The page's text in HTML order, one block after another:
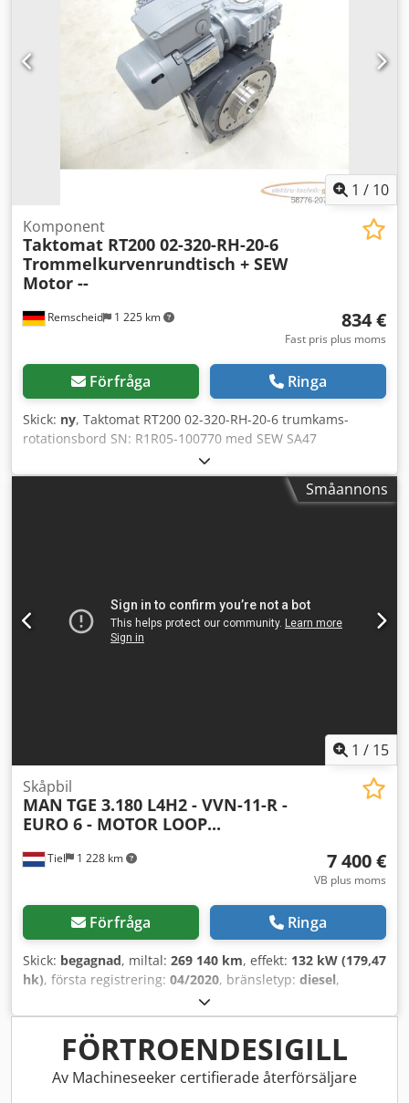
1 / 10
Remscheid 1 225 km
Komponent
Taktomat RT200 02-320-RH-20-6
Trommelkurvenrundtisch + SEW
Motor --
834 €
Fast pris plus moms
Förfråga Ringa
Skick: ny, Taktomat RT200 02-320-RH-20-6 trumkams-
rotationsbord SN: R1R05-100770 med SEW SA47
DRS71S4BE05/ASE1/TF växelmotor SN:
01.7402391002.0001.17, oanvänt, 100 % funktionsdugligt,
leveransomfattning enligt bilder OBS: Kostnader förSmåannons
1 / 15
Tiel 1 228 km
Skåpbil
MAN TGE 3.180 L4H2 - VVN-11-R -
EURO 6 - MOTOR LOOP...
7 400 €
VB plus moms
Förfråga Ringa
Skick: begagnad, miltal: 269 140 km, effekt: 132 kW (179,47
hk), första registrering: 04/2020, bränsletyp: diesel,
, hjulbas:
färg:vit, förarhytt:dagskåp, växeltyp:mekanisk, antal
växlar:6, emissionsklass: Euro 6 , antal säten: 3,
Tillverkningsår: 2020, Utrustning:ABS, Bluetooth,
centrallås, elektrisk fönsterhiss, elstyrd spegel,
FÖRTROENDESIGILL
Av Machineseeker certifierade återförsäljare